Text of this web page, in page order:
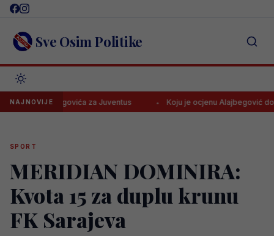
Skip
content Sve Osim Politike
NAJNOVIJEza Juventus Koju je ocjenu Alajbegović dobio u
SPORT
MERIDIAN DOMINIRA:
Kvota 15 za duplu krunu
FK Sarajeva